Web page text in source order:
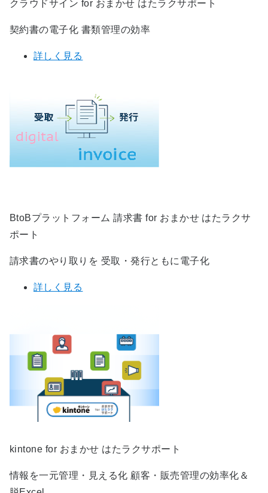
クラウドサイン for おまかせ はたラクサポート
契約書の電子化 書類管理の効率
詳しく見る
BtoBプラットフォーム 請求書 for おまかせ はたラクサ
ポート
請求書のやり取りを 受取・発行ともに電子化
詳しく見る
kintone for おまかせ はたラクサポート
情報を一元管理・見える化 顧客・販売管理の効率化＆